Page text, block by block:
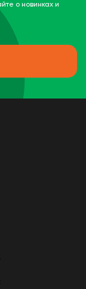
о новинках и